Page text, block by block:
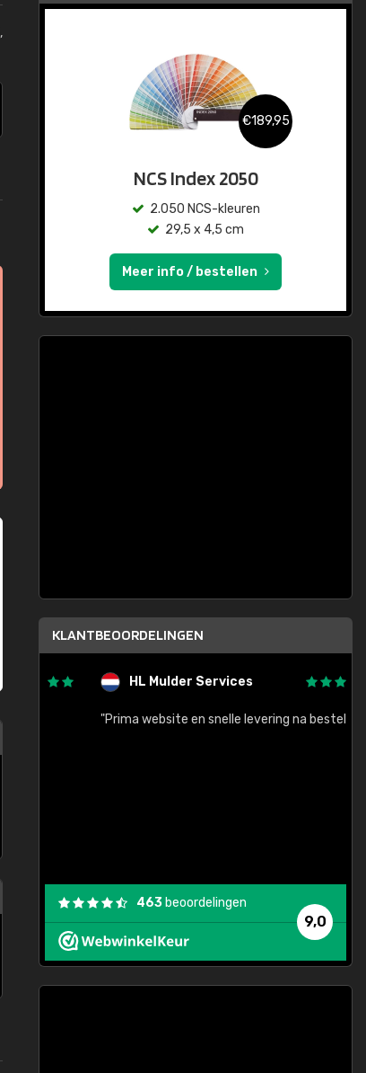
,
€189,95
NCS Index 2050
2.050 NCS-kleuren
29,5 x 4,5 cm
Meer info / bestellen
KLANTBEOORDELINGEN
HL Mulder Services
"Prima website en snelle levering na bestelling"
9,0
463 beoordelingen